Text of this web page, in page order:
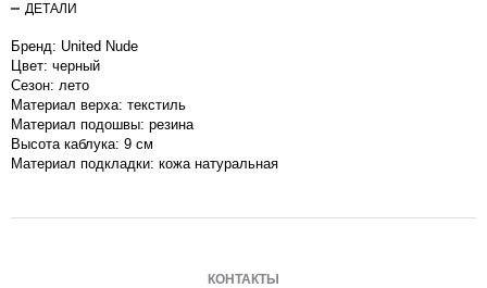
ДЕТАЛИ
Бренд: United Nude
Цвет: черный
Сезон: лето
Материал верха: текстиль
Материал подошвы: резина
Высота каблука: 9 см
Материал подкладки: кожа натуральная
КОНТАКТЫ